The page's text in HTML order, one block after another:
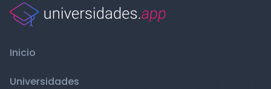
Inicio
Universidades